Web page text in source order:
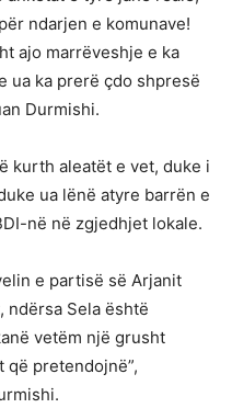
ndarjen e komunave!
ajo marrëveshje e ka
ua ka prerë çdo shpresë
Durmishi.
kurth aleatët e vet, duke i
ua lënë atyre barrën e
në në zgjedhjet lokale.
e partisë së Arjanit
ndërsa Sela është
vetëm një grusht
pretendojnë”,